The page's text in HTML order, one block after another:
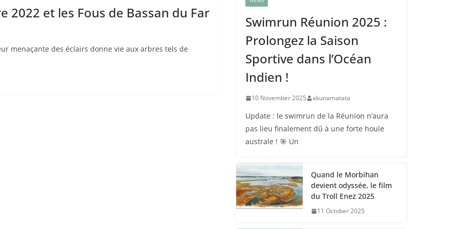
2022 et les Fous de Bassan du Far
menaçante des éclairs donne vie aux arbres tels de
Swimrun Réunion 2025 :
Prolongez la Saison
Sportive dans l’Océan
Indien !
10 November 2025 akunamatata
Update : le swimrun de la Réunion n’aura
pas lieu finalement dû à une forte houle
australe ! 🎯 Un
Quand le Morbihan
devient odyssée, le film
du Troll Enez 2025
11 October 2025